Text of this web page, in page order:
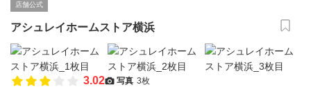
店舗公式
アシュレイホームストア横浜
3.02 写真 3枚